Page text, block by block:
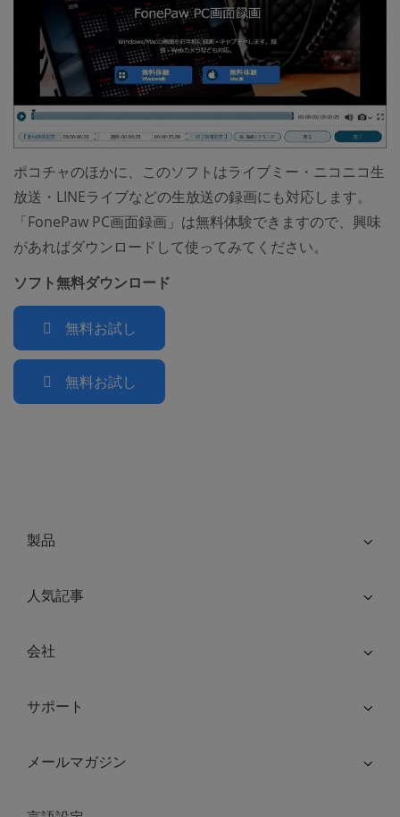
ポコチャのほかに、このソフトはライブミー・ニコニコ生
放送・LINEライブなどの生放送の録画にも対応します。
「FonePaw PC画面録画」は無料体験できますので、興味
があればダウンロードして使ってみてください。
ソフト無料ダウンロード
無料お試し
無料お試し
製品
人気記事
会社
サポート
メールマガジン